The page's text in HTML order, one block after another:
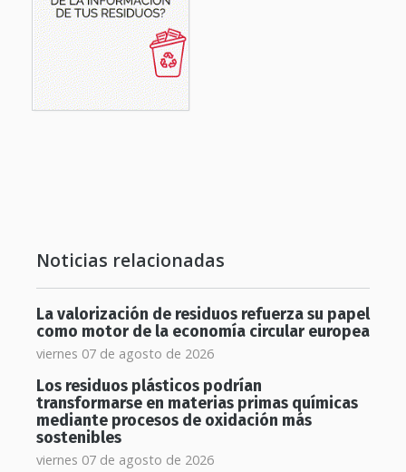
Noticias relacionadas
La valorización de residuos refuerza su papel
como motor de la economía circular europea
viernes 07 de agosto de 2026
Los residuos plásticos podrían
transformarse en materias primas químicas
mediante procesos de oxidación más
sostenibles
viernes 07 de agosto de 2026